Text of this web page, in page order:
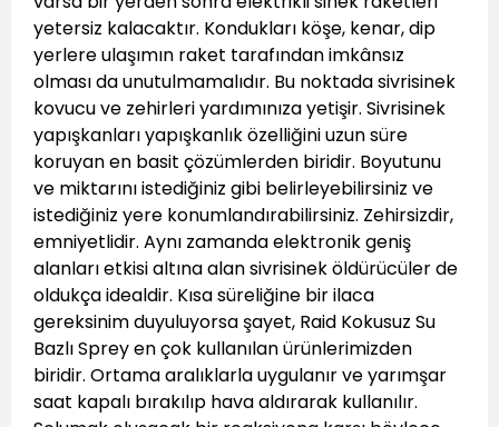
yetersiz kalacaktır. Kondukları köşe, kenar, dip
yerlere ulaşımın raket tarafından imkânsız
olması da unutulmamalıdır. Bu noktada sivrisinek
kovucu ve zehirleri yardımınıza yetişir. Sivrisinek
yapışkanları yapışkanlık özelliğini uzun süre
koruyan en basit çözümlerden biridir. Boyutunu
ve miktarını istediğiniz gibi belirleyebilirsiniz ve
istediğiniz yere konumlandırabilirsiniz. Zehirsizdir,
emniyetlidir. Aynı zamanda elektronik geniş
alanları etkisi altına alan sivrisinek öldürücüler de
oldukça idealdir. Kısa süreliğine bir ilaca
gereksinim duyuluyorsa şayet, Raid Kokusuz Su
Bazlı Sprey en çok kullanılan ürünlerimizden
biridir. Ortama aralıklarla uygulanır ve yarımşar
saat kapalı bırakılıp hava aldırarak kullanılır.